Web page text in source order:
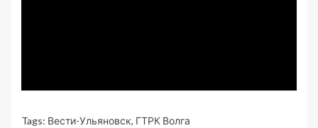
Tags: Вести-Ульяновск, ГТРК Волга